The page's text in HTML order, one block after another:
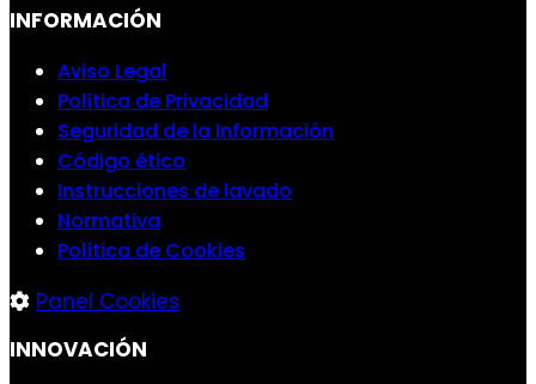
INFORMACIÓN
Aviso Legal
Política de Privacidad
Seguridad de la Información
Código ético
Instrucciones de lavado
Normativa
Política de Cookies
Panel Cookies
INNOVACIÓN